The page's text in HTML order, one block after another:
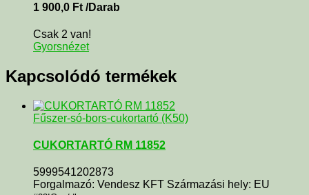
1 900,0 Ft /Darab
Csak 2 van!
Gyorsnézet
Kapcsolódó termékek
Fűszer-só-bors-cukortartó (K50)
CUKORTARTÓ RM 11852
5999541202873
Forgalmazó: Vendesz KFT Származási hely: EU